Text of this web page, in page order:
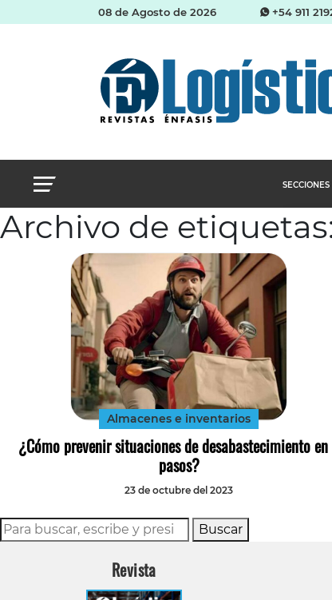
08 de Agosto de 2026 +54 911
SECCIONES
Archivo de
Almacenes e inventarios
¿Cómo prevenir situaciones de desabastecimiento
pasos?
23 de octubre del 2023
Buscar
Revista